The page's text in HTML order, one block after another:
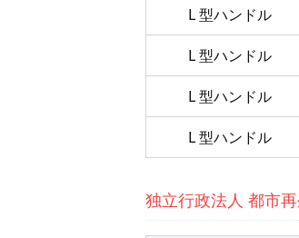
キャスター・アジャスター・スライド
ール・モニターアーム
断熱・ライト・ラック
L 型ハンドル
L 型ハンドル
L 型ハンドル
L 型ハンドル
独立行政法人 都市